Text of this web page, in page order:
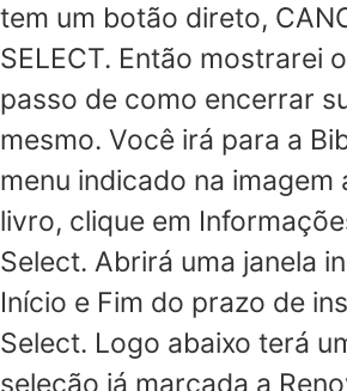
tem um botão direto,
SELECT. Então mostrarei
passo de como encerrar
mesmo. Você irá para a
menu indicado na imagem
livro, clique em
Select. Abrirá uma janela
Início e Fim do prazo de
Select. Logo abaixo terá
seleção já marcada a